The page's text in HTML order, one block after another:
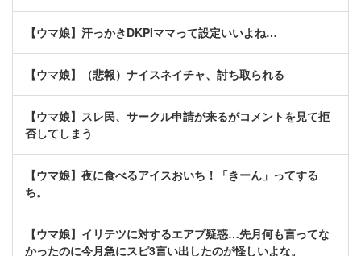
【ウマ娘】汗っかきDKPIママって設定いいよね…
【ウマ娘】（悲報）ナイスネイチャ、討ち取られる
【ウマ娘】スレ民、サークル申請が来るがコメントを見て拒
否してしまう
【ウマ娘】夜に食べるアイスおいち！「きーん」ってする
ち。
【ウマ娘】イリテツに対するエアプ疑惑…先月何も言ってな
かったのに今月急にスピ3言い出したのが怪しいよな。